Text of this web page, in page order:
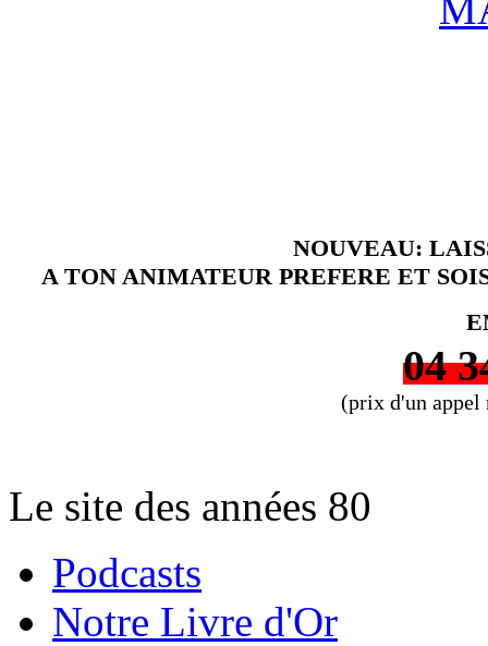
NOUVEAU:
A TON ANIMATEUR PREFERE ET
04
(prix d'un appel
Le site des années 80
Podcasts
Notre Livre d'Or